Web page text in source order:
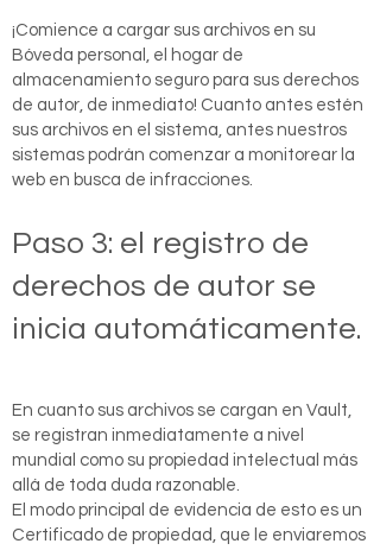
¡Comience a cargar sus archivos en su
Bóveda personal, el hogar de
almacenamiento seguro para sus derechos
de autor, de inmediato! Cuanto antes estén
sus archivos en el sistema, antes nuestros
sistemas podrán comenzar a monitorear la
web en busca de infracciones.
Paso 3: el registro de
derechos de autor se
inicia automáticamente.
En cuanto sus archivos se cargan en Vault,
se registran inmediatamente a nivel
mundial como su propiedad intelectual más
allá de toda duda razonable.
El modo principal de evidencia de esto es un
Certificado de propiedad, que le enviaremos